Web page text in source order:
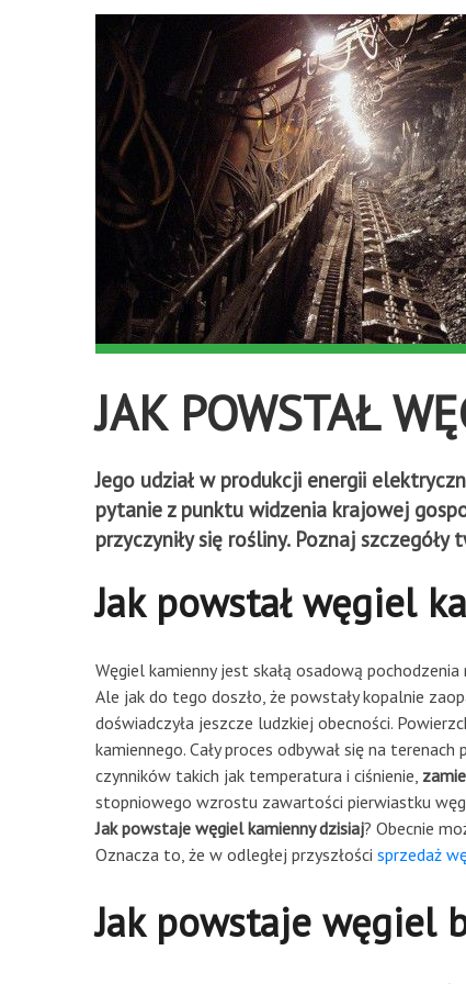
JAK POWSTAŁ
Jego udział w produkcji energii
pytanie z punktu widzenia krajowej
przyczyniły się rośliny. Poznaj
Jak powstał węgiel
Węgiel kamienny jest skałą osadową
Ale jak do tego doszło, że powstały kopalnie
doświadczyła jeszcze ludzkiej obecności.
kamiennego. Cały proces odbywał się na
czynników takich jak temperatura i ciśnienie,
stopniowego wzrostu zawartości pierwiastku
Jak powstaje węgiel kamienny dzisiaj? Obecnie
Oznacza to, że w odległej przyszłości sprzedaż
Jak powstaje węgiel